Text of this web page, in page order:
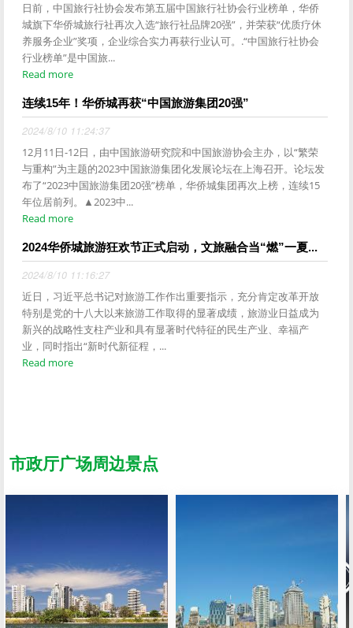
日前，中国旅行社协会发布第五届中国旅行社协会行业榜单，华侨
城旗下华侨城旅行社再次入选“旅行社品牌20强”，并荣获“优质疗休
养服务企业”奖项，企业综合实力再获行业认可。.“中国旅行社协会
行业榜单”是中国旅...
Read more
连续15年！华侨城再获“中国旅游集团20强”
2024/8/10 11:24:37
12月11日-12日，由中国旅游研究院和中国旅游协会主办，以“繁荣
与重构”为主题的2023中国旅游集团化发展论坛在上海召开。论坛发
布了“2023中国旅游集团20强”榜单，华侨城集团再次上榜，连续15
年位居前列。▲2023中...
Read more
2024华侨城旅游狂欢节正式启动，文旅融合当“燃”一夏...
2024/8/10 11:16:27
近日，习近平总书记对旅游工作作出重要指示，充分肯定改革开放
特别是党的十八大以来旅游工作取得的显著成绩，旅游业日益成为
新兴的战略性支柱产业和具有显著时代特征的民生产业、幸福产
业，同时指出“新时代新征程，...
Read more
市政厅广场周边景点